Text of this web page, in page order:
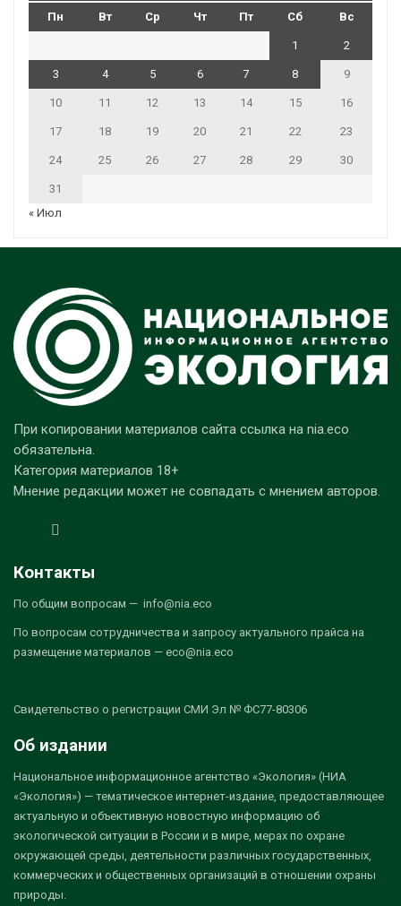
Пн Вт Ср Чт Пт Сб Вс
1 2
3 4 5 6 7 8 9
10 11 12 13 14 15 16
17 18 19 20 21 22 23
24 25 26 27 28 29 30
31
« Июл
При копировании материалов сайта ссылка на nia.eco
обязательна.
Категория материалов 18+
Мнение редакции может не совпадать с мнением авторов.
Контакты
По общим вопросам — info@nia.eco
По вопросам сотрудничества и запросу актуального прайса на
размещение материалов — eco@nia.eco
Свидетельство о регистрации СМИ Эл № ФС77-80306
Об издании
Национальное информационное агентство «Экология» (НИА
«Экология») — тематическое интернет-издание, предоставляющее
актуальную и объективную новостную информацию об
экологической ситуации в России и в мире, мерах по охране
окружающей среды, деятельности различных государственных,
коммерческих и общественных организаций в отношении охраны
природы.